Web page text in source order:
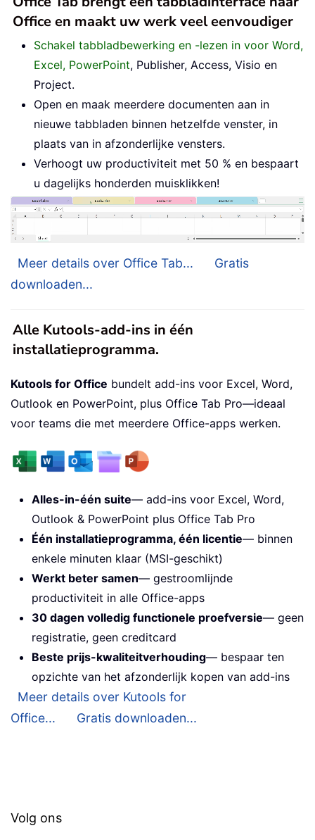
Office en maakt uw werk veel eenvoudiger
Schakel tabbladbewerking en -lezen in voor Word,
Excel, PowerPoint, Publisher, Access, Visio en
Project.
Open en maak meerdere documenten aan in
nieuwe tabbladen binnen hetzelfde venster, in
plaats van in afzonderlijke vensters.
Verhoogt uw productiviteit met 50 % en bespaart
u dagelijks honderden muisklikken!
Meer details over Office Tab...
Gratis
downloaden...
Alle Kutools-add-ins in één
installatieprogramma.
Kutools for Office bundelt add-ins voor Excel, Word,
Outlook en PowerPoint, plus Office Tab Pro—ideaal
voor teams die met meerdere Office-apps werken.
Alles-in-één suite— add-ins voor Excel, Word,
Outlook & PowerPoint plus Office Tab Pro
Één installatieprogramma, één licentie— binnen
enkele minuten klaar (MSI-geschikt)
Werkt beter samen— gestroomlijnde
productiviteit in alle Office-apps
30 dagen volledig functionele proefversie— geen
registratie, geen creditcard
Beste prijs-kwaliteitverhouding— bespaar ten
opzichte van het afzonderlijk kopen van add-ins
Meer details over Kutools for
Office...
Gratis downloaden...
Volg ons